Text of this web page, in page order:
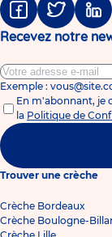
FacebookTwitter
Recevez notre
Exemple :
En m'abonnant, je
la Politique de
Trouver une crèche
Crèche Bordeaux
Crèche Boulogne-